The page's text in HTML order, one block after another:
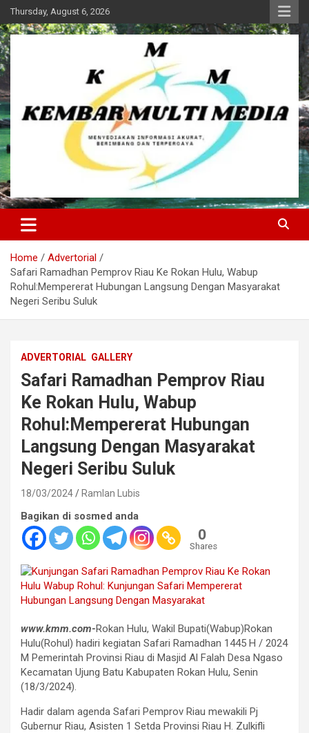
Skip
to
content
Thursday, August 6, 2026
Kembar Multi Media
Home
Advertorial
Safari Ramadhan Pemprov Riau Ke Rokan Hulu, Wabup
Rohul:Mempererat Hubungan Langsung Dengan Masyarakat
Negeri Seribu Suluk
ADVERTORIAL GALLERY
Safari Ramadhan Pemprov Riau
Ke Rokan Hulu, Wabup
Rohul:Mempererat Hubungan
Langsung Dengan Masyarakat
Negeri Seribu Suluk
18/03/2024 Ramlan Lubis
Bagikan di sosmed anda
0
Shares
www.kmm.com-Rokan Hulu, Wakil Bupati(Wabup)Rokan
Hulu(Rohul) hadiri kegiatan Safari Ramadhan 1445 H / 2024
M Pemerintah Provinsi Riau di Masjid Al Falah Desa Ngaso
Kecamatan Ujung Batu Kabupaten Rokan Hulu, Senin
(18/3/2024).
Hadir dalam agenda Safari Pemprov Riau mewakili Pj
Gubernur Riau, Asisten 1 Setda Provinsi Riau H. Zulkifli